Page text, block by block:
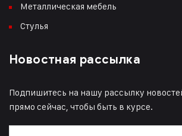
Металлическая мебель
Стулья
Новостная рассылка
Подпишитесь на нашу рассылку
прямо сейчас, чтобы быть в курсе.